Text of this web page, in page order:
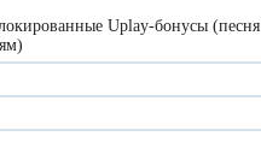
Uplay-бонусы (песня